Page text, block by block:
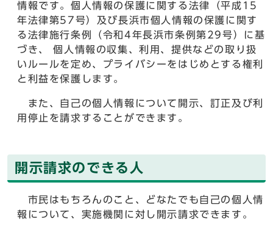
情報です。個人情報の保護に関する法律（平成15
年法律第57号）及び長浜市個人情報の保護に関す
る法律施行条例（令和4年長浜市条例第29号）に基
づき、 個人情報の収集、利用、提供などの取り扱
いルールを定め、プライバシーをはじめとする権利
と利益を保護します。
また、自己の個人情報について開示、訂正及び利
用停止を請求することができます。
開示請求のできる人
市民はもちろんのこと、どなたでも自己の個人情
報について、実施機関に対し開示請求できます。